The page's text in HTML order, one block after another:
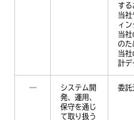
する
当社
ィ
当社
のた
当社
計デ
―
システム開
発、運用、
保守を通じ
て取り扱う
委託